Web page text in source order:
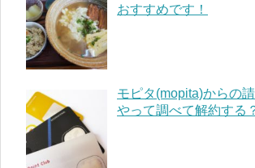
おすすめです！
モピタ(mopita)からの
やって調べて解約する